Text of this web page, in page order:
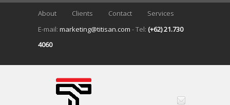
About Clients Contact
Services
E-mail: marketing@titisan.com - Tel: (+62) 21.730
4060